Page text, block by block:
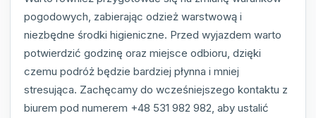
pogodowych, zabierając odzież warstwową i
niezbędne środki higieniczne. Przed wyjazdem warto
potwierdzić godzinę oraz miejsce odbioru, dzięki
czemu podróż będzie bardziej płynna i mniej
stresująca. Zachęcamy do wcześniejszego kontaktu z
biurem pod numerem +48 531 982 982, aby ustalić